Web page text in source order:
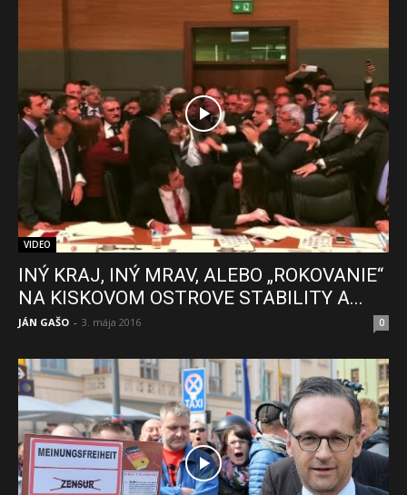
VIDEO
INÝ KRAJ, INÝ MRAV, ALEBO „ROKOVANIE“
NA KISKOVOM OSTROVE STABILITY A...
JÁN GAŠO - 3. mája 2016 0